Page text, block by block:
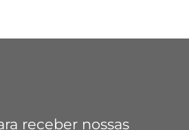
receber nossas